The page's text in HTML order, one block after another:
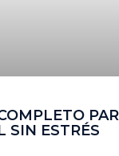
SIN ESTRÉS